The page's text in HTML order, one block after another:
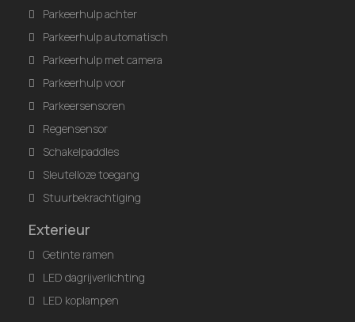
Parkeerhulp achter
Parkeerhulp automatisch
Parkeerhulp met camera
Parkeerhulp voor
Parkeersensoren
Regensensor
Schakelpaddles
Sleutelloze toegang
Stuurbekrachtiging
Exterieur
Getinte ramen
LED dagrijverlichting
LED koplampen